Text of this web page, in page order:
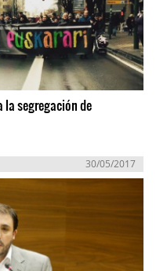
la segregación de
30/05/2017